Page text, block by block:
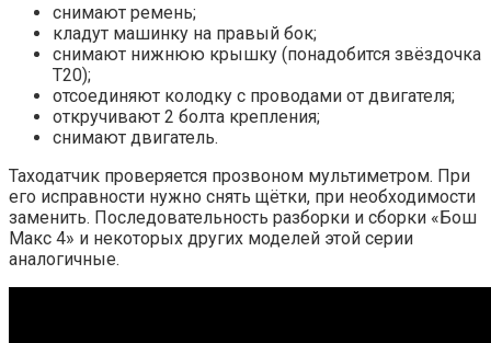
снимают ремень;
кладут машинку на правый бок;
снимают нижнюю крышку (понадобится звёздочка
Т20);
отсоединяют колодку с проводами от двигателя;
откручивают 2 болта крепления;
снимают двигатель.
Таходатчик проверяется прозвоном мультиметром. При
его исправности нужно снять щётки, при необходимости
заменить. Последовательность разборки и сборки «Бош
Макс 4» и некоторых других моделей этой серии
аналогичные.